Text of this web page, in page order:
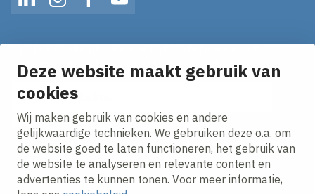
Deze website maakt gebruik van
cookies
Wij maken gebruik van cookies en andere
gelijkwaardige technieken. We gebruiken deze o.a. om
de website goed te laten functioneren, het gebruik van
de website te analyseren en relevante content en
advertenties te kunnen tonen. Voor meer informatie,
LinkedInInstagramFacebookYouTube
Ontvang onze nieuws alerts in je mailbox!
E-mailadres
Ik ga akkoord met hetprivacy statement.